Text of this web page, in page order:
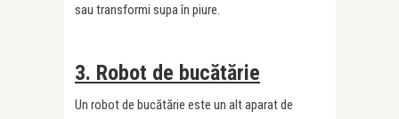
sau transformi supa în piure.
3. Robot de bucătărie
Un robot de bucătărie este un alt aparat de